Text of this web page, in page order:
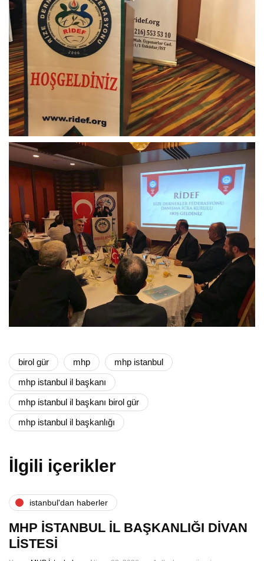
birol gür mhp
mhp istanbul
mhp istanbul il başkanı
mhp istanbul il başkanı birol gür
mhp istanbul il başkanlığı
İlgili içerikler
i̇stanbul'dan haberler
MHP İSTANBUL İL BAŞKANLIĞI DİVAN
LİSTESİ